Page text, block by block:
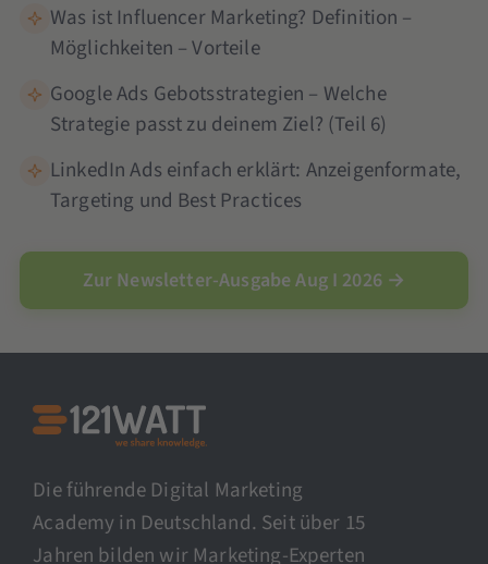
Was ist Influencer Marketing? Definition –
Möglichkeiten – Vorteile
Google Ads Gebotsstrategien – Welche
Strategie passt zu deinem Ziel? (Teil 6)
LinkedIn Ads einfach erklärt: Anzeigenformate,
Targeting und Best Practices
Zur Newsletter-Ausgabe Aug I 2026 →
Die führende Digital Marketing
Academy in Deutschland. Seit über 15
Jahren bilden wir Marketing-Experten